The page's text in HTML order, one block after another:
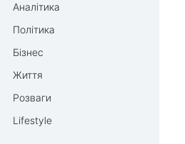
Аналітика
Політика
Бізнес
Життя
Розваги
Lifestyle